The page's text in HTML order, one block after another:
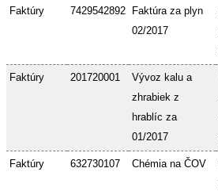
Faktúry 7429542892
Faktúra za plyn
02/2017
Faktúry 201720001
Vývoz kalu a
zhrabiek z
hrablíc za
01/2017
Faktúry 632730107 Chémia na ČOV